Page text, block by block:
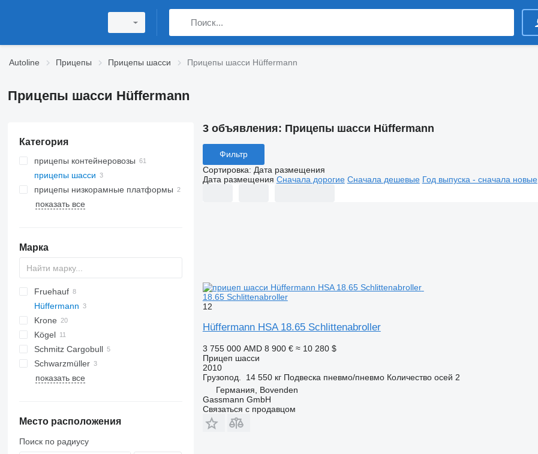
Autoline Прицепы Прицепы шасси Прицепы шасси Hüffermann
Прицепы шасси Hüffermann
Категория
прицепы контейнеровозы
прицепы шасси
прицепы низкорамные платформы
показать все
Марка
TWP
Fruehauf
Hüffermann
HSA
HSA 18.65
HSA 18.70
Krone
AZ
ZZ
Kögel
AW
ZW
Actros
Antos
Arocs
240
Chieftain
Schmitz Cargobull
AWF
ZWF
Schwarzmüller
BDF
показать все
Место расположения
Поиск по радиусу
3 объявления: Прицепы шасси Hüffermann
Фильтр
Сортировка: Дата размещения
Дата размещения Сначала дорогие Сначала дешевые Год выпуска - сначала новые
18.65 Schlittenabroller
12
Hüffermann HSA 18.65 Schlittenabroller
3 755 000 AMD 8 900 € ≈ 10 280 $
Прицеп шасси
2010
Грузопод.
14 550 кг Подвеска пневмо/пневмо Количество осей 2
Германия, Bovenden
Gassmann GmbH
Связаться с продавцом